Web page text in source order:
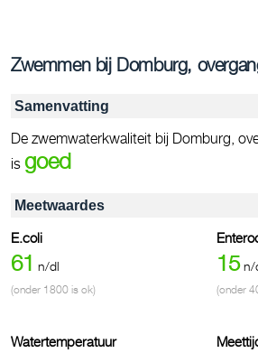
Zwemmen bij Domburg,
Samenvatting
De zwemwaterkwaliteit bij Domburg,
is goed
Meetwaardes
E.coli
61 n/dl
(onder 1800 is ok)
15 n/
(onder
Watertemperatuur